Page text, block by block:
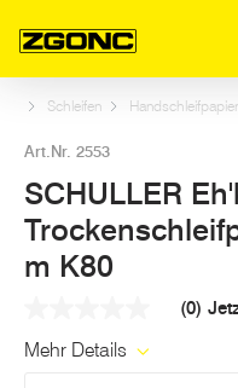
Schleifen Handschleifpapier
Art.Nr. 2553
SCHULLER
m K80
Link
(0)
Mehr Details